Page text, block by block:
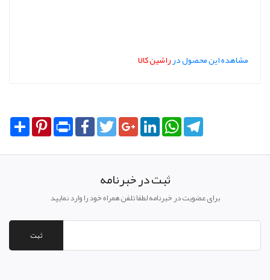
مشاهده این محصول درراشین کالا
Share PinterestPrint FacebookTwitterGoogle+LinkedInWhatsApp
ثبت در خبرنامه
برای عضویت در خبرنامه لطفا تلفن همراه خود را وارد نمایید
ثبت